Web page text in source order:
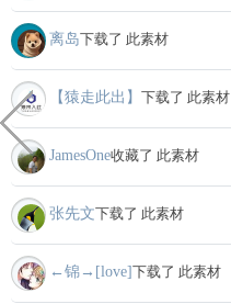
离岛下载了 此素材
【猿走此出】 下载了 此素材
JamesOne收藏了 此素材
张先文下载了 此素材
←锦→[love]下载了 此素材